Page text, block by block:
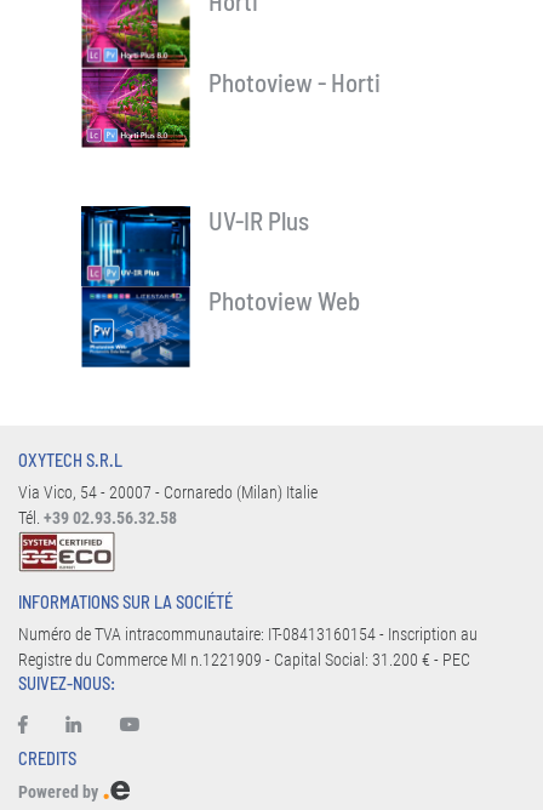
Photoview - Horti
UV-IR Plus
Photoview Web
OXYTECH S.R.L
Via Vico, 54 - 20007 - Cornaredo (Milan) Italie
Tél. +39 02.93.56.32.58
INFORMATIONS SUR LA SOCIÉTÉ
Numéro de TVA intracommunautaire: IT-08413160154 - Inscription au
Registre du Commerce MI n.1221909 - Capital Social: 31.200 € - PEC
SUIVEZ-NOUS:
CREDITS
Powered by